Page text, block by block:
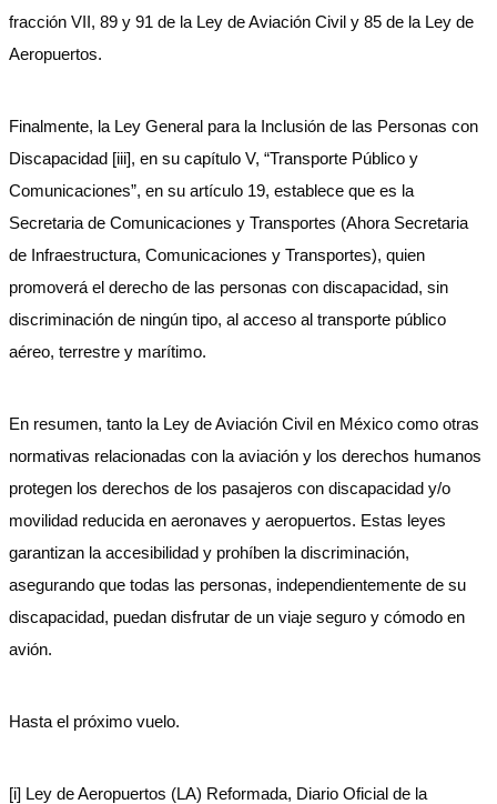
fracción VII, 89 y 91 de la Ley de Aviación Civil y 85 de la Ley de
Aeropuertos.
Finalmente, la Ley General para la Inclusión de las Personas con
Discapacidad [iii], en su capítulo V, “Transporte Público y
Comunicaciones”, en su artículo 19, establece que es la
Secretaria de Comunicaciones y Transportes (Ahora Secretaria
de Infraestructura, Comunicaciones y Transportes), quien
promoverá el derecho de las personas con discapacidad, sin
discriminación de ningún tipo, al acceso al transporte público
aéreo, terrestre y marítimo.
En resumen, tanto la Ley de Aviación Civil en México como otras
normativas relacionadas con la aviación y los derechos humanos
protegen los derechos de los pasajeros con discapacidad y/o
movilidad reducida en aeronaves y aeropuertos. Estas leyes
garantizan la accesibilidad y prohíben la discriminación,
asegurando que todas las personas, independientemente de su
discapacidad, puedan disfrutar de un viaje seguro y cómodo en
avión.
Hasta el próximo vuelo.
[i] Ley de Aeropuertos (LA) Reformada, Diario Oficial de la